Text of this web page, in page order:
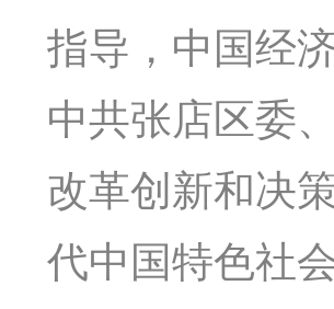
指导，中国经
中共张店区委
改革创新和决
代中国特色社